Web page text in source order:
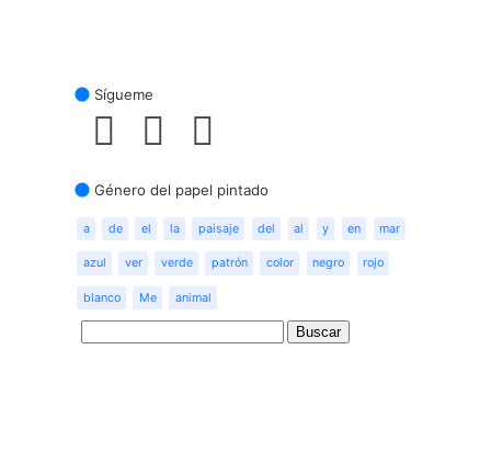
Sígueme
Género del papel pintado
a de el la paisaje del al y en mar
azul ver verde patrón color negro rojo
blanco Me animal